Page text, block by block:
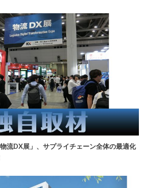
流DX展」、サプライチェーン全体の最適化